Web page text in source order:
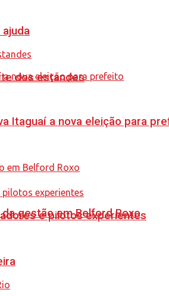
Itaguaí a nova eleição para
gestão em Belford Roxo
dos estandes
e pilotos experientes